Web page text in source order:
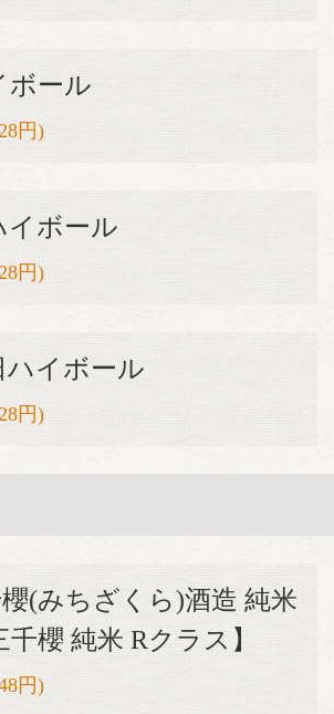
ボール
円)
イボール
円)
ハイボール
円)
(みちざくら)酒造 純米
櫻 純米 Rクラス】
円)